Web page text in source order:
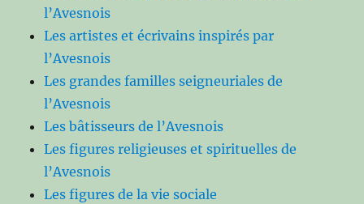
l’Avesnois
Les artistes et écrivains inspirés par
l’Avesnois
Les grandes familles seigneuriales de
l’Avesnois
Les bâtisseurs de l’Avesnois
Les figures religieuses et spirituelles de
l’Avesnois
Les figures de la vie sociale